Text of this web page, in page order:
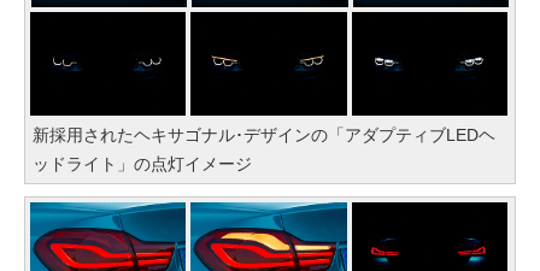
新採用されたヘキサゴナル･デザインの「アダプティブLEDヘ
ッドライト」の点灯イメージ